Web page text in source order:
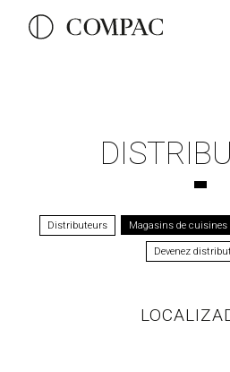
Distributeurs Magasins de cuisines
Devenez